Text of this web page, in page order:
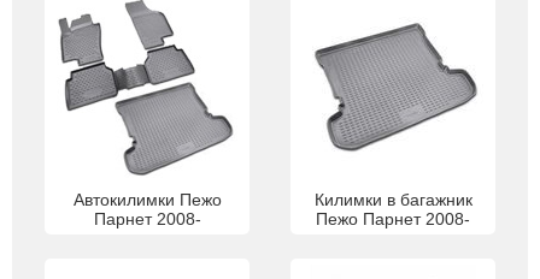
Автокилимки Пежо
Парнет 2008-
Килимки в багажник
Пежо Парнет 2008-